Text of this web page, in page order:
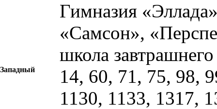
Гимназия
«Самсон»,
школа
Западный
14, 60, 71, 75, 98,
1130, 1133, 1317,